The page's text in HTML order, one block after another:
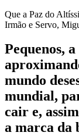
Que a Paz do
Irmão e Servo,
Pequenos,
mundo
mundial,
cair e,
a marca da